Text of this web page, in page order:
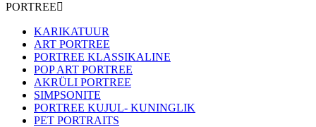
PORTREE
KARIKATUUR
ART PORTREE
PORTREE KLASSIKALINE
POP ART PORTREE
AKRÜLI PORTREE
SIMPSONITE
PORTREE KUJUL- KUNINGLIK
PET PORTRAITS